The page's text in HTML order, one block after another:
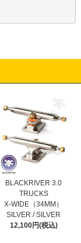
BLACKRIVER 3.0
TRUCKS
X-WIDE（34MM）
SILVER / SILVER
12,100円(税込)